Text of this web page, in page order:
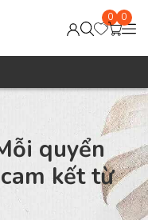
0 0
quyển
kết từ